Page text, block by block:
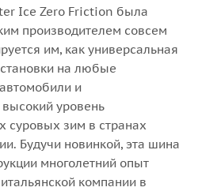
Ice Zero Friction была
производителем совсем
им, как универсальная
на любые
и
уровень
суровых зим в странах
Будучи новинкой, эта шина
многолетний опыт
компании в